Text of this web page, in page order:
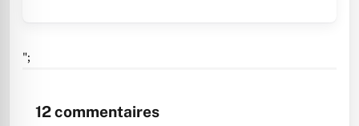
";
12commentaires